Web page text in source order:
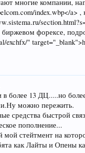
многие компании,
index.wbp</
форексе,
exchfx/"
в более 13 ДЦ.....но
можно пережить.
средства быстрой
пополнение...
мой стейтмент на
как Лайты и Опены